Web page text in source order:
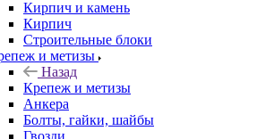
Кирпич и камень
Кирпич
Строительные блоки
и метизы
Назад
Крепеж и метизы
Анкера
Болты, гайки, шайбы
Гвозди